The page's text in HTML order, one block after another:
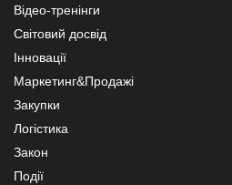
Відео-тренінги
Світовий досвід
Інновації
Маркетинг&Продажі
Закупки
Логістика
Закон
Події